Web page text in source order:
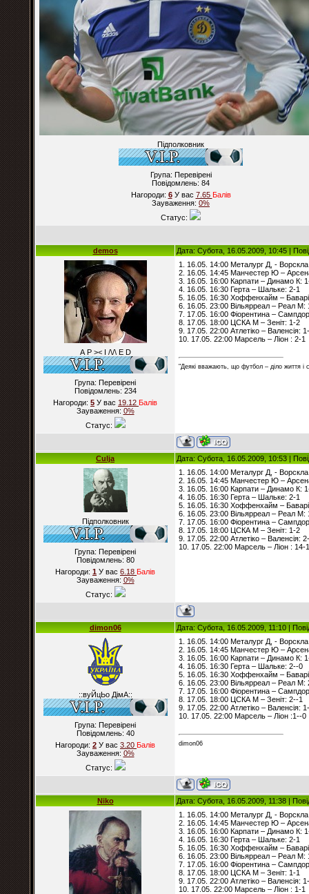
Підполковник
Група: Перевірені
Повідомлень: 84
Нагороди: 6У вас 7.65 Балiв
Зауваження: 0%
Статус:
demos Дата: Субота, 16.05.2009, 10:45 |
А Р >< I /\/\ E D
Група: Перевірені
Повідомлень: 234
Нагороди: 5 У вас 19.12 Балiв
Зауваження: 0%
Статус:
1. 16.05. 14:00 Металург Д, -
2. 16.05. 14:45 Манчестер Ю –
3. 16.05. 16:00 Карпати – Динамо К:
4. 16.05. 16:30 Герта – Шальке: 2-1
5. 16.05. 16:30 Хоффенхайм –
6. 16.05. 23:00 Вільярреал – Реал М:
7. 17.05. 16:00 Фіорентина –
8. 17.05. 18:00 ЦСКА М – Зеніт: 1-2
9. 17.05. 22:00 Атлетіко – Валенсія:
10. 17.05. 22:00 Марсель – Ліон : 2-1
"Деякі вважають, що футбол – діло життя
Culja Дата: Субота, 16.05.2009, 10:53 |
Підполковник
Група: Перевірені
Повідомлень: 80
Нагороди: 1 У вас 6.18 Балiв
Зауваження: 0%
Статус:
1. 16.05. 14:00 Металург Д, -
2. 16.05. 14:45 Манчестер Ю –
3. 16.05. 16:00 Карпати – Динамо К:
4. 16.05. 16:30 Герта – Шальке: 2-1
5. 16.05. 16:30 Хоффенхайм –
6. 16.05. 23:00 Вільярреал – Реал М:
7. 17.05. 16:00 Фіорентина –
8. 17.05. 18:00 ЦСКА М – Зеніт: 1-2
9. 17.05. 22:00 Атлетіко – Валенсія:
10. 17.05. 22:00 Марсель – Ліон : 14-
dimon06 Дата: Субота, 16.05.2009, 11:10 |
::вуЙцЬо ДімА::
Група: Перевірені
Повідомлень: 40
Нагороди: 2 У вас 3.20 Балiв
Зауваження: 0%
Статус:
1. 16.05. 14:00 Металург Д, -
2. 16.05. 14:45 Манчестер Ю –
3. 16.05. 16:00 Карпати – Динамо К:
4. 16.05. 16:30 Герта – Шальке: 2--0
5. 16.05. 16:30 Хоффенхайм –
6. 16.05. 23:00 Вільярреал – Реал М:
7. 17.05. 16:00 Фіорентина –
8. 17.05. 18:00 ЦСКА М – Зеніт: 2--1
9. 17.05. 22:00 Атлетіко – Валенсія:
10. 17.05. 22:00 Марсель – Ліон :1--0
dimon06
Niko Дата: Субота, 16.05.2009, 11:38 |
1. 16.05. 14:00 Металург Д, -
2. 16.05. 14:45 Манчестер Ю –
3. 16.05. 16:00 Карпати – Динамо К:
4. 16.05. 16:30 Герта – Шальке: 2-1
5. 16.05. 16:30 Хоффенхайм –
6. 16.05. 23:00 Вільярреал – Реал М:
7. 17.05. 16:00 Фіорентина –
8. 17.05. 18:00 ЦСКА М – Зеніт: 1-1
9. 17.05. 22:00 Атлетіко – Валенсія:
10. 17.05. 22:00 Марсель – Ліон : 1-1